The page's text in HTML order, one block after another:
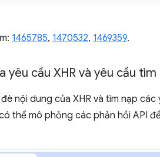
1465785, 1470532, 1469359.
yêu cầu XHR và yêu cầu tìm
nội dung của XHR và tìm nạp
thể mô phỏng các phản hồi API